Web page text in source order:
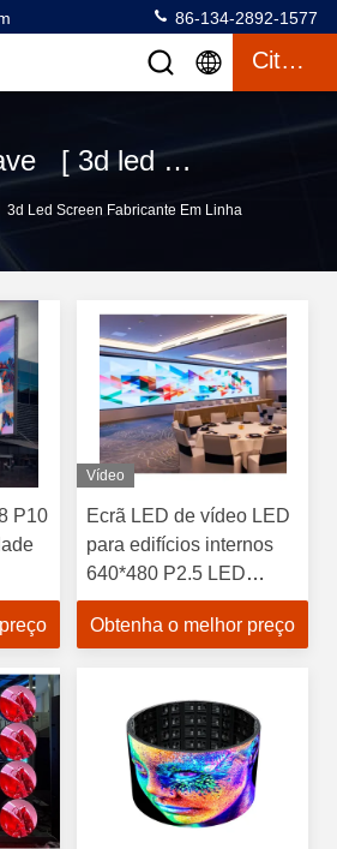
86-134-2892-1577
Citações
Palavras-chave [ 3d led screen ] combinação 115 produtos
3d Led Screen Fabricante Em Linha
P10
Vídeo
Ecrã LED de vídeo LED
para edifícios internos
640*480 P2.5 LED
Display Office LED Wall
Obtenha o melhor preço